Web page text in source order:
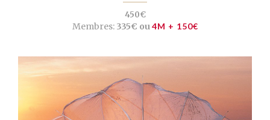
450€
Membres:335€ ou4M + 150€